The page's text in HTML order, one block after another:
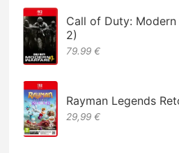
Call of Duty:
2)
79.99 €
Rayman Legends
29,99 €